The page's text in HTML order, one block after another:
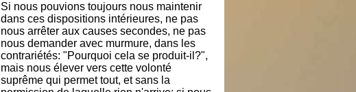
Si nous pouvions toujours nous maintenir
dans ces dispositions intérieures, ne pas
nous arrêter aux causes secondes, ne pas
nous demander avec murmure, dans les
contrariétés: "Pourquoi cela se produit-il?",
mais nous élever vers cette volonté
suprême qui permet tout, et sans la